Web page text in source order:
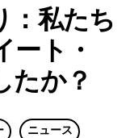
：私たち
ート・
たか？
ニュース